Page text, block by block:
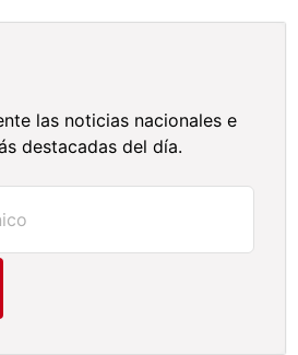
las noticias nacionales e
destacadas del día.